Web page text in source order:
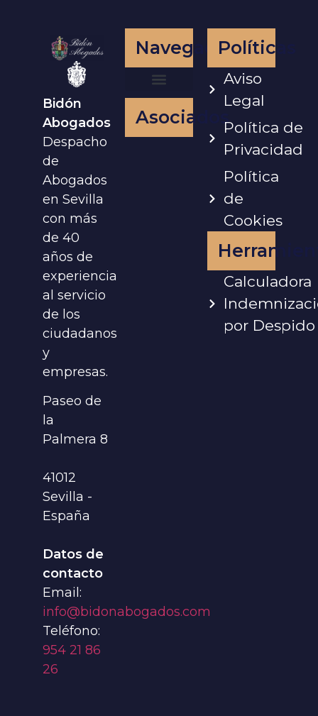
Bidón
Abogados
Despacho
de
Abogados
en Sevilla
con más
de 40
años de
experiencia
al servicio
de los
ciudadanos
y
empresas.
Paseo de
la
Palmera 8
41012
Sevilla -
España
Datos de
contacto
Email:
info@bidonabogados.com
Teléfono:
954 21 86
26
Navegación
Asociados
Políticas
Aviso
Legal
Política de
Privacidad
Política
de
Cookies
Calculadora
por Despido